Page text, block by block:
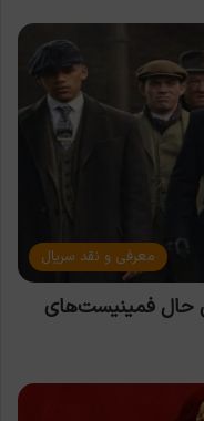
معرفی و نقد سریال
حال فمینیست‌های